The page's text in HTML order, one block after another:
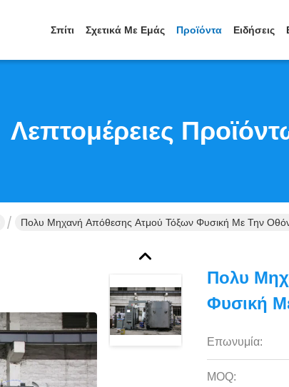
Σπίτι Σχετικά Με Εμάς Προϊόντα Ειδήσεις
Λεπτομέρειες
Πολυ Μηχανή Απόθεσης Ατμού Τόξων Φυσική Με Την
Πολυ
Φυσική
Επωνυμία:
MOQ: